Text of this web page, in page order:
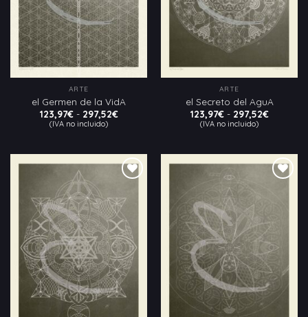
ARTE
el Germen de la VidA
123,97€ - 297,52€Rango
hasta
297,52€
(IVA no incluido)
ARTE
el Secreto del AguA
123,97€ - 297,52€Rango
hasta
297,52€
(IVA no incluido)
Añadir
a la
lista
de
deseos
a la
de
deseos